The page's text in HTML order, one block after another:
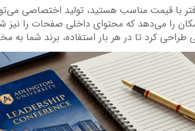
با قیمت مناسب هستید، تولید اختصاصی
را می‌دهد که محتوای داخلی صفحات را نیز
طراحی کرد تا در هر بار استفاده، برند شما به